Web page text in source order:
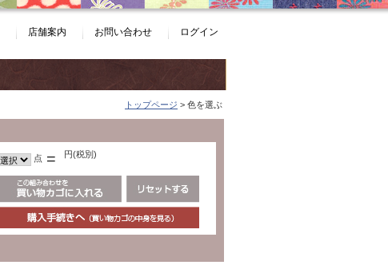
ログイン
お問い合わせ
店舗案内
トップページ > 色を選ぶ
点 = 円(税別)